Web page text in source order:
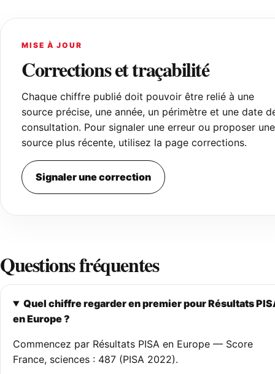
MISE À JOUR
Corrections et traçabilité
Chaque chiffre publié doit pouvoir être relié à une
source précise, une année, un périmètre et une date
consultation. Pour signaler une erreur ou proposer une
source plus récente, utilisez la page corrections.
Signaler une correction
Questions fréquentes
Quel chiffre regarder en premier pour Résultats
en Europe ?
Commencez par Résultats PISA en Europe — Score
France, sciences : 487 (PISA 2022).